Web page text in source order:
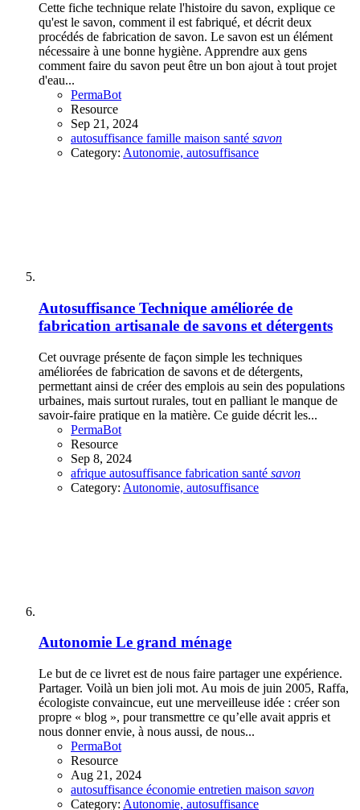
Cette fiche technique relate l'histoire du savon, explique ce
qu'est le savon, comment il est fabriqué, et décrit deux
procédés de fabrication de savon. Le savon est un élément
nécessaire à une bonne hygiène. Apprendre aux gens
comment faire du savon peut être un bon ajout à tout projet
d'eau...
PermaBot
Resource
Sep 21, 2024
autosuffisance famille maison santé savon
Category: Autonomie, autosuffisance
Autosuffisance Technique améliorée de
fabrication artisanale de savons et détergents
Cet ouvrage présente de façon simple les techniques
améliorées de fabrication de savons et de détergents,
permettant ainsi de créer des emplois au sein des populations
urbaines, mais surtout rurales, tout en palliant le manque de
savoir-faire pratique en la matière. Ce guide décrit les...
PermaBot
Resource
Sep 8, 2024
afrique autosuffisance fabrication santé savon
Category: Autonomie, autosuffisance
Autonomie Le grand ménage
Le but de ce livret est de nous faire partager une expérience.
Partager. Voilà un bien joli mot. Au mois de juin 2005, Raffa,
écologiste convaincue, eut une merveilleuse idée : créer son
propre « blog », pour transmettre ce qu’elle avait appris et
nous donner envie, à nous aussi, de nous...
PermaBot
Resource
Aug 21, 2024
autosuffisance économie entretien maison savon
Category: Autonomie, autosuffisance